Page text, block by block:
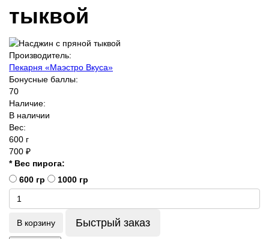
тыквой
Производитель:
Пекарня «Маэстро Вкуса»
Бонусные баллы:
70
Наличие:
В наличии
Вес:
600 г
700 ₽
* Вес пирога:
600 гр
1000 гр
В корзину Быстрый заказ